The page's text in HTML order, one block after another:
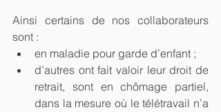
Ainsi certains de nos collaborateurs
sont :
en maladie pour garde d’enfant ;
d’autres ont fait valoir leur droit de
retrait, sont en chômage partiel,
dans la mesure où le télétravail n’a